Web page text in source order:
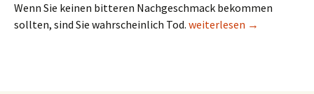
Wenn Sie keinen bitteren Nachgeschmack bekommen
sollten, sind Sie wahrscheinlich Tod. Die irren Machthaber von
weiterlesen →